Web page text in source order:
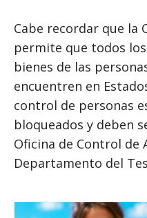
Cabe recordar que la
permite que todos
bienes de las
encuentren en
control de personas
bloqueados y deben
Oficina de Control de
Departamento del